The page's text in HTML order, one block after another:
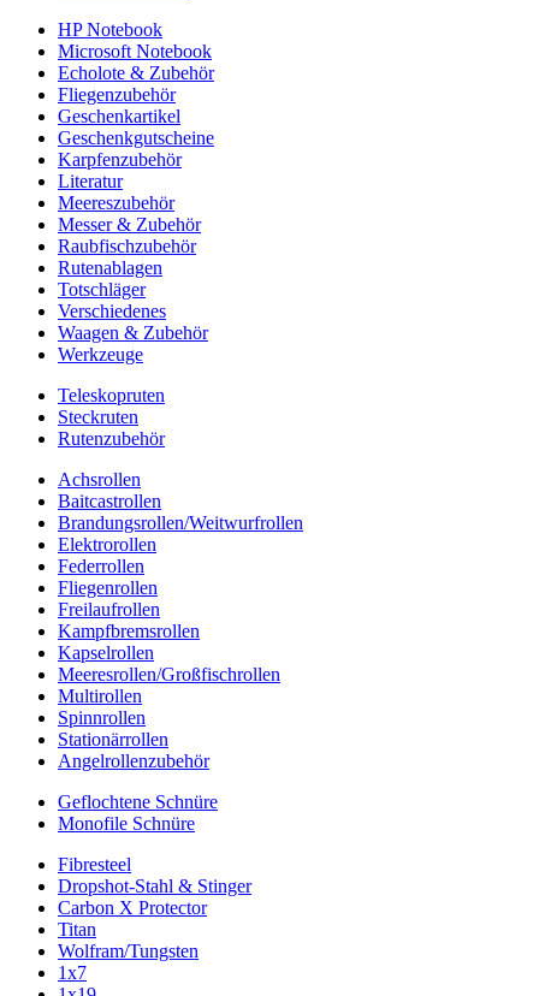
HP Notebook
Microsoft Notebook
Echolote & Zubehör
Fliegenzubehör
Geschenkartikel
Geschenkgutscheine
Karpfenzubehör
Literatur
Meereszubehör
Messer & Zubehör
Raubfischzubehör
Rutenablagen
Totschläger
Verschiedenes
Waagen & Zubehör
Werkzeuge
Teleskopruten
Steckruten
Rutenzubehör
Achsrollen
Baitcastrollen
Brandungsrollen/Weitwurfrollen
Elektrorollen
Federrollen
Fliegenrollen
Freilaufrollen
Kampfbremsrollen
Kapselrollen
Meeresrollen/Großfischrollen
Multirollen
Spinnrollen
Stationärrollen
Angelrollenzubehör
Geflochtene Schnüre
Monofile Schnüre
Fibresteel
Dropshot-Stahl & Stinger
Carbon X Protector
Titan
Wolfram/Tungsten
1x7